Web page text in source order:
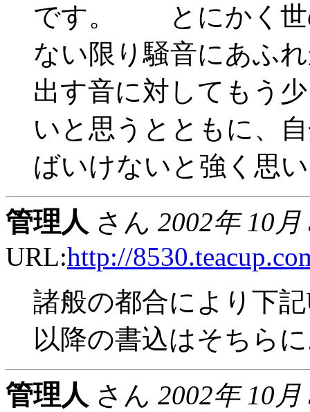
です。 とにかく世
ない限り騒音にあふ
出す音に対してもう
いと思うとともに、
ばいけないと強く思
管理人 さん 2002年 10
URL:http://
諸般の都合により下
以降の書込はそちら
管理人 さん 2002年 10